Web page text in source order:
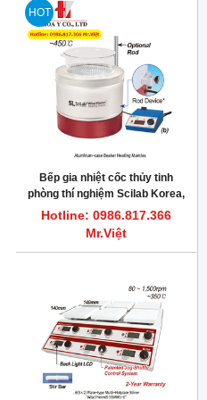
HOT
Bếp gia nhiệt cốc thủy tinh
phòng thí nghiệm Scilab Korea,
100ml-10000ml
Hotline: 0986.817.366
Mr.Việt